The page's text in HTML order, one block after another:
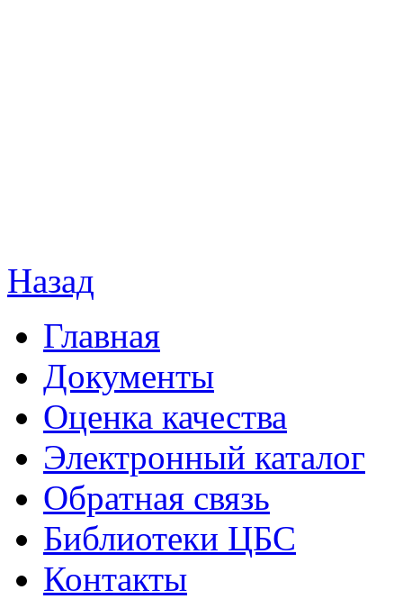
Назад
Главная
Документы
Оценка качества
Электронный каталог
Обратная связь
Библиотеки ЦБС
Контакты